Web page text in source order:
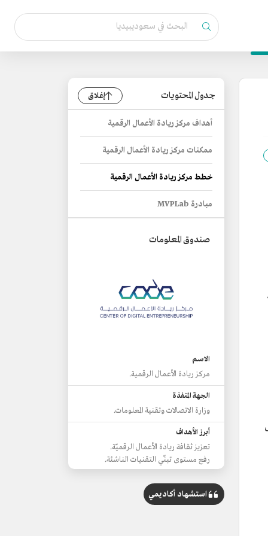
جدول المحتويات إغلاق
أهداف مركز ريادة الأعمال الرقمية
ممكنات مركز ريادة الأعمال الرقمية
خطط مركز ريادة الأعمال الرقمية
مبادرة MVPLab
صندوق المعلومات
الاسم
مركز ريادة الأعمال الرقمية.
الجهة المنفذة
وزارة الاتصالات وتقنية المعلومات.
أبرز الأهداف
تعزيز ثقافة ريادة الأعمال الرقميّة.
رفع مستوى تبنّي التقنيات الناشئة.
الممكنات
الوصول إلى المجتمع.
استشهاد أكاديمي